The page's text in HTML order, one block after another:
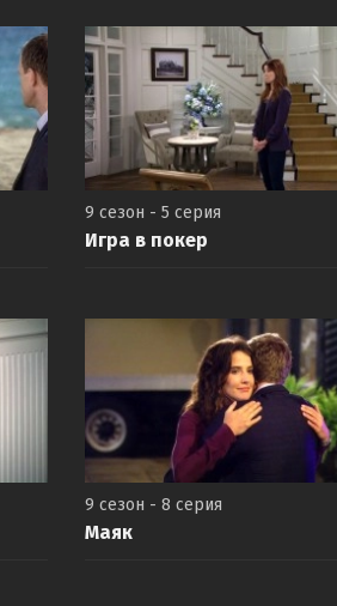
9 сезон - 5 серия
Игра в покер
9 сезон - 8 серия
Маяк